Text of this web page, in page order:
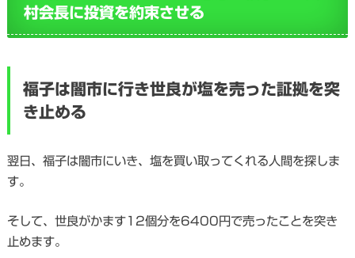
村会長に投資を約束させる
福子は闇市に行き世良が塩を売った証拠を突
き止める
翌日、福子は闇市にいき、塩を買い取ってくれる人間を探しま
す。
そして、世良がかます12個分を6400円で売ったことを突き
止めます。